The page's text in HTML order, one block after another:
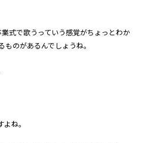
式で歌うっていう感覚がちょっとわか
のがあるんでしょうね。
ね。